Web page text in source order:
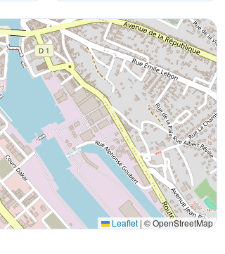
Leaflet | © OpenStreetMap